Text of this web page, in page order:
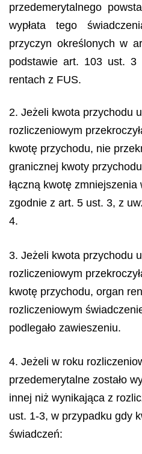
przedemerytalnego
wypłata tego
przyczyn określonych w
podstawie art. 103 ust. 3
rentach z FUS.
2. Jeżeli kwota przychodu
rozliczeniowym
kwotę przychodu, nie
granicznej kwoty
łączną kwotę
zgodnie z art. 5 ust. 3, z
4.
3. Jeżeli kwota przychodu
rozliczeniowym
kwotę przychodu, organ
rozliczeniowym
podlegało zawieszeniu.
4. Jeżeli w roku
przedemerytalne zostało
innej niż wynikająca z
ust. 1-3, w przypadku gdy
świadczeń: